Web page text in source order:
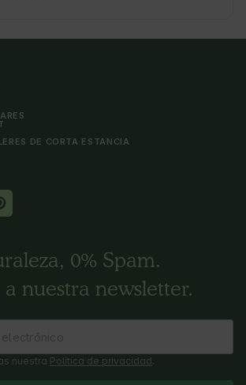
DE CORTA ESTANCIA
0% Spam.
nuestra newsletter.
nuestra Política de privacidad.